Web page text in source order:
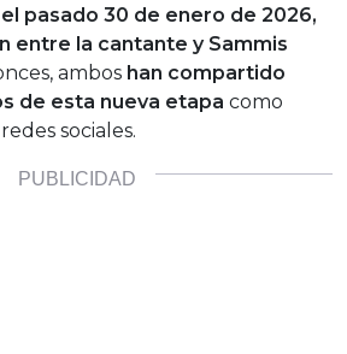
pasado 30 de enero de 2026,
entre la cantante y Sammis
ambos han compartido
de esta nueva etapa como
sociales.